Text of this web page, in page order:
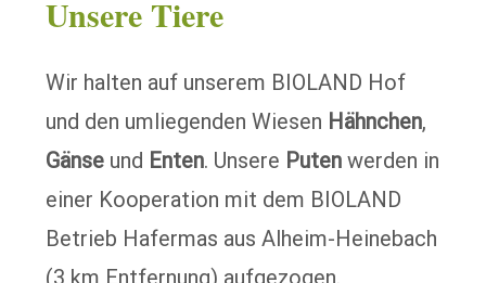
Unsere Tiere
Wir halten auf unserem BIOLAND Hof
und den umliegenden Wiesen Hähnchen,
Gänse und Enten. Unsere Puten werden in
einer Kooperation mit dem BIOLAND
Betrieb Hafermas aus Alheim-Heinebach
(3 km Entfernung) aufgezogen.